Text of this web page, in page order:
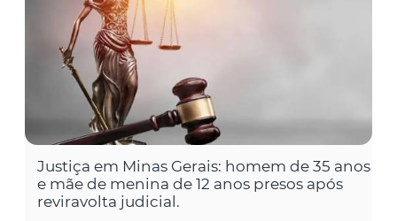
Justiça em Minas Gerais: homem de 35 anos
e mãe de menina de 12 anos presos após
reviravolta judicial.